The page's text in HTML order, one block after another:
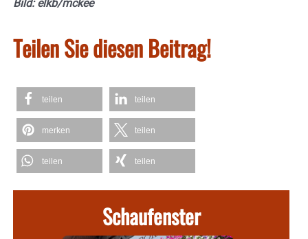
Bild: elkb/mckee
Teilen Sie diesen Beitrag!
teilen teilen
merken teilen
teilen teilen
Schaufenster